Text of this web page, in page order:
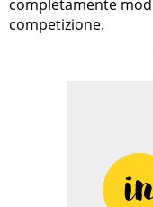
completamente
competizione.